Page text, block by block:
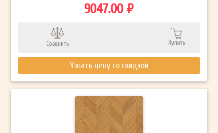
9047.00 ₽
Сравнить Купить
Узнать цену со скидкой